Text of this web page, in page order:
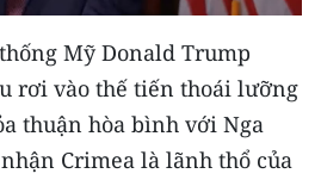
Mỹ Donald Trump
rơi vào thế tiến thoái lưỡng
thuận hòa bình với Nga
Crimea là lãnh thổ của